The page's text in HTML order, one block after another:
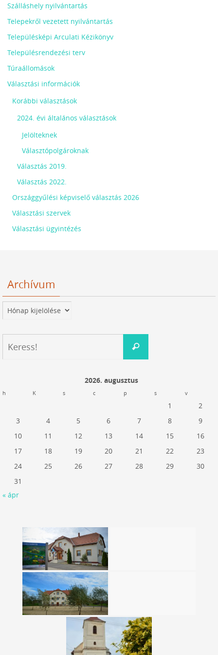
Szálláshely nyilvántartás
Telepekről vezetett nyilvántartás
Településképi Arculati Kézikönyv
Településrendezési terv
Túraállomások
Választási információk
Korábbi választások
2024. évi általános választások
Jelölteknek
Választópolgároknak
Választás 2019.
Választás 2022.
Országgyűlési képviselő választás 2026
Választási szervek
Választási ügyintézés
Archívum
Archívum
Keress!
2026. augusztus
h K s c p s v
1
2
3
4 5 6 7 8
9
10
11 12 13 14 15
16
17
18 19 20 21 22
23
24
25 26 27 28 29
30
31
« ápr